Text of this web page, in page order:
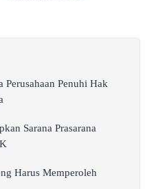
Penuhi Hak
Sarana Prasarana
Harus Memperoleh